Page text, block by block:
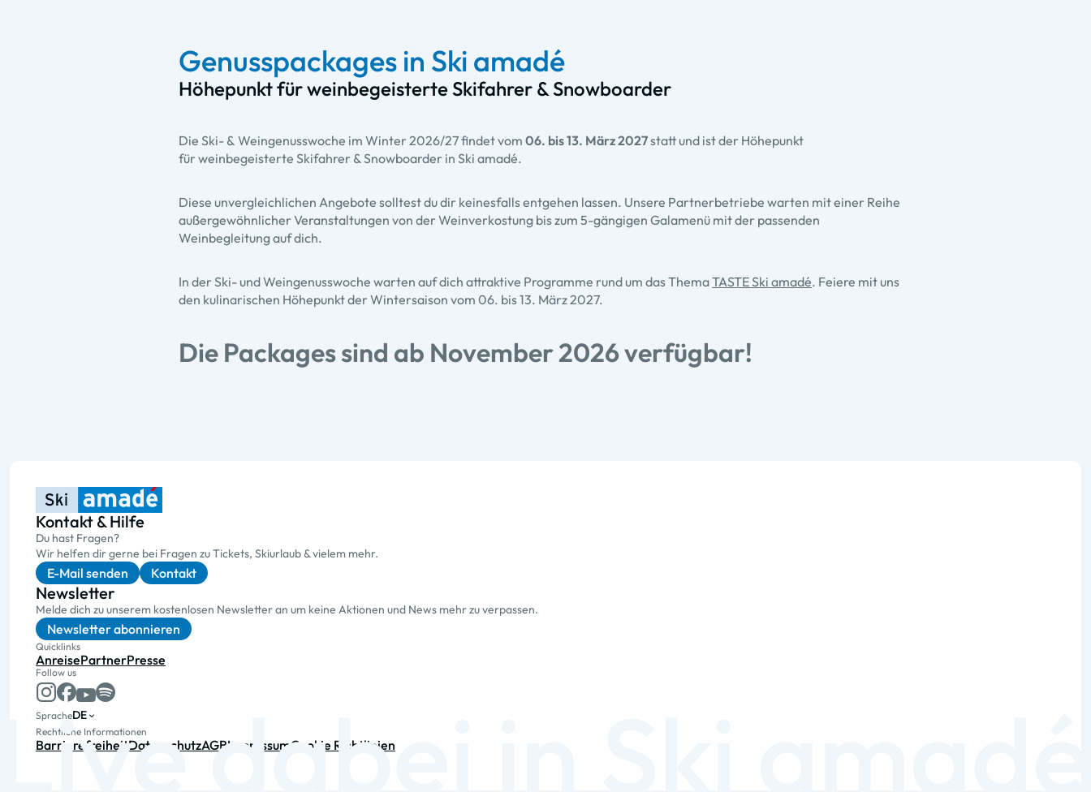
Genusspackages in Ski amadé
Höhepunkt für weinbegeisterte Skifahrer & Snowboarder
Die Ski- & Weingenusswoche im Winter 2026/27 findet vom 06. bis 13. März 2027statt und ist der Höhepunkt
für weinbegeisterte Skifahrer & Snowboarder in Ski amadé.
Diese unvergleichlichen Angebote solltest du dir keinesfalls entgehen lassen. Unsere Partnerbetriebe warten mit einer Reihe
außergewöhnlicher Veranstaltungen von der Weinverkostung bis zum 5-gängigen Galamenü mit der passenden
Weinbegleitung auf dich.
In der Ski- und Weingenusswoche warten auf dich attraktive Programme rund um das ThemaTASTE Ski amadé. Feiere mit uns
den kulinarischen Höhepunkt der Wintersaison vom 06. bis 13. März 2027.
Die Packages sind ab November 2026 verfügbar!
Kontakt & Hilfe
Du hast Fragen?
Wir helfen dir gerne bei Fragen zu Tickets, Skiurlaub & vielem mehr.
E-Mail senden Kontakt
Newsletter
Melde dich zu unserem kostenlosen Newsletter an um keine Aktionen und News mehr zu verpassen.
Newsletter abonnieren
Quicklinks
AnreisePartnerPresse
Follow us
SpracheDE
Rechtliche Informationen
BarrierefreiheitDatenschutzAGBImpressumCookie Richtlinien